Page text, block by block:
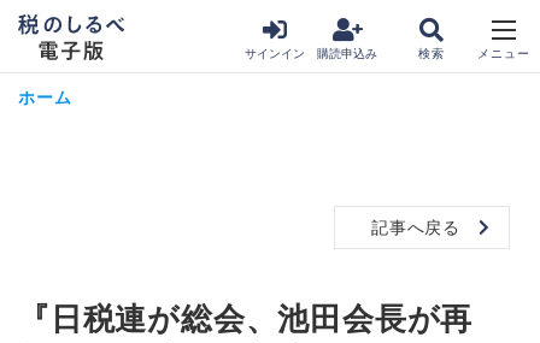
サインイン 購読申込み
ホーム
記事へ戻る
『日税連が総会、池田会長が再